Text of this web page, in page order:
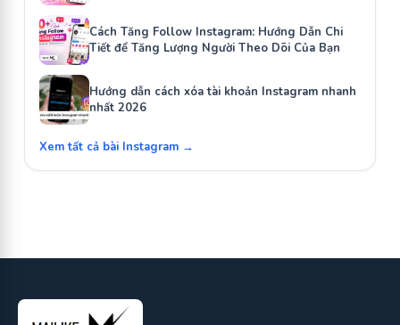
Cách Tăng Follow Instagram: Hướng Dẫn Chi
Tiết để Tăng Lượng Người Theo Dõi Của Bạn
Hướng dẫn cách xóa tài khoản Instagram nhanh
nhất 2026
Xem tất cả bài Instagram →